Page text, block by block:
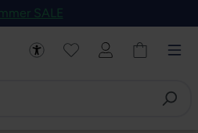
springen
SALE